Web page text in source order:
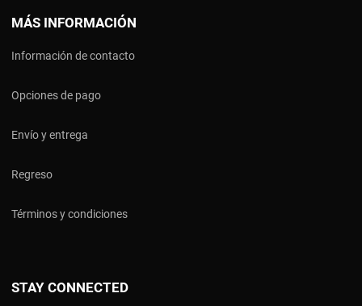
MÁS INFORMACIÓN
Información de contacto
Opciones de pago
Envío y entrega
Regreso
Términos y condiciones
STAY CONNECTED